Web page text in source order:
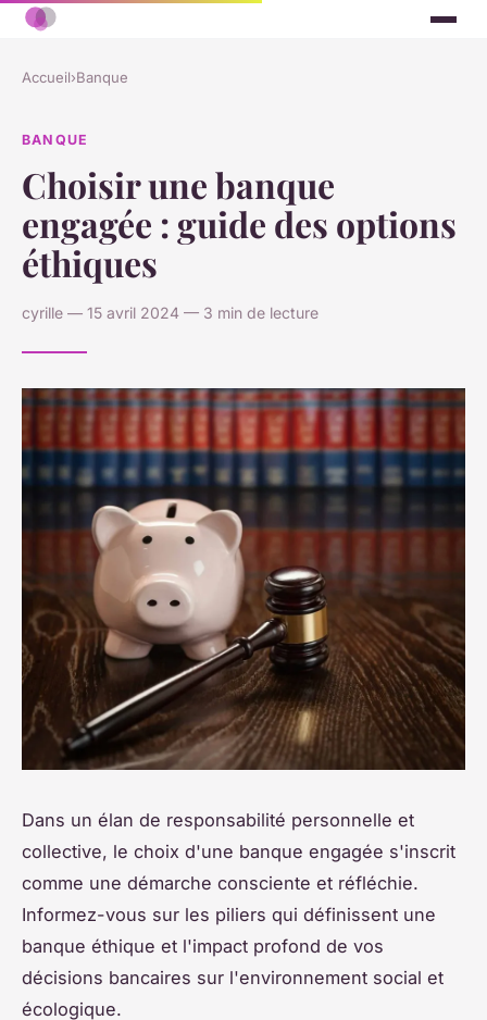
Accueil›Banque
BANQUE
Choisir une banque
engagée : guide des options
éthiques
cyrille — 15 avril 2024 — 3 min de lecture
Dans un élan de responsabilité personnelle et
collective, le choix d'une banque engagée s'inscrit
comme une démarche consciente et réfléchie.
Informez-vous sur les piliers qui définissent une
banque éthique et l'impact profond de vos
décisions bancaires sur l'environnement social et
écologique.